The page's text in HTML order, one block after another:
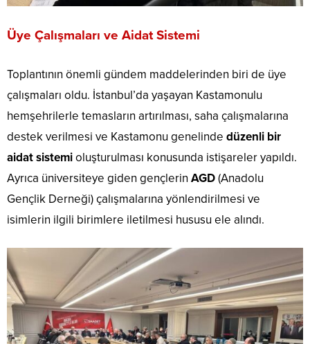
Üye Çalışmaları ve Aidat Sistemi
Toplantının önemli gündem maddelerinden biri de üye
çalışmaları oldu. İstanbul’da yaşayan Kastamonulu
hemşehrilerle temasların artırılması, saha çalışmalarına
destek verilmesi ve Kastamonu genelinde düzenli bir
aidat sistemioluşturulması konusunda istişareler yapıldı.
Ayrıca üniversiteye giden gençlerin AGD(Anadolu
Gençlik Derneği) çalışmalarına yönlendirilmesi ve
isimlerin ilgili birimlere iletilmesi hususu ele alındı.